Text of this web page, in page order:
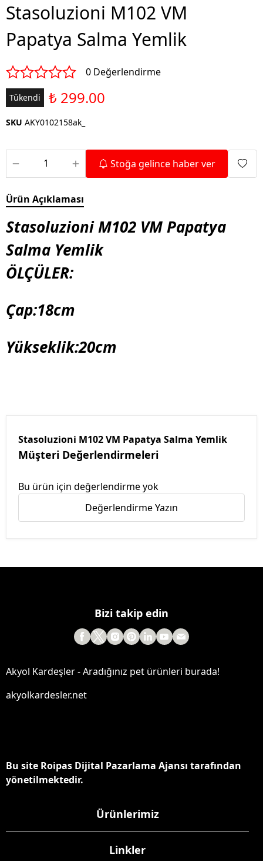
Stasoluzioni M102 VM
Papatya Salma Yemlik
0 Değerlendirme
Tükendi ₺ 299.00
SKU AKY0102158ak_
Stoğa gelince haber ver
Ürün Açıklaması
Stasoluzioni M102 VM Papatya
Salma Yemlik
ÖLÇÜLER:
Çap:18cm
Yükseklik:20cm
Stasoluzioni M102 VM Papatya Salma Yemlik
Müşteri Değerlendirmeleri
Bu ürün için değerlendirme yok
Değerlendirme Yazın
Bizi takip edin
Akyol Kardeşler - Aradığınız pet ürünleri burada!
akyolkardesler.net
Bu site Roipas Dijital Pazarlama Ajansı tarafından
yönetilmektedir.
Ürünlerimiz
Linkler